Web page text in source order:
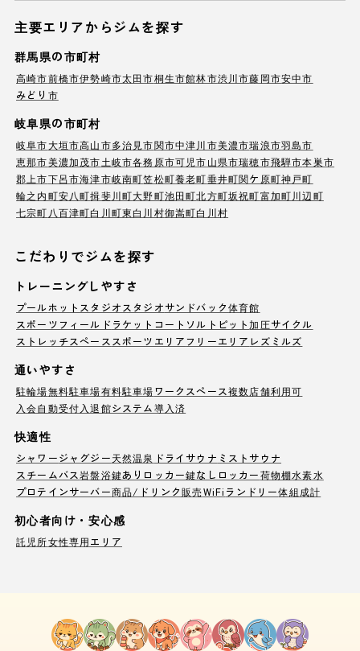
主要エリアからジムを探す
群馬県の市町村
高崎市前橋市伊勢崎市太田市桐生市館林市渋川市藤岡市安中市
みどり市
岐阜県の市町村
岐阜市大垣市高山市多治見市関市中津川市美濃市瑞浪市羽島市
恵那市美濃加茂市土岐市各務原市可児市山県市瑞穂市飛騨市本巣市
郡上市下呂市海津市岐南町笠松町養老町垂井町関ケ原町神戸町
輪之内町安八町揖斐川町大野町池田町北方町坂祝町富加町川辺町
七宗町八百津町白川町東白川村御嵩町白川村
こだわりでジムを探す
トレーニングしやすさ
プールホットスタジオスタジオサンドバック体育館
スポーツフィールド ラケットコート ソルトピット加圧サイクル
ストレッチスペーススポーツエリア フリーエリア レズミルズ
通いやすさ
駐輪場無料駐車場有料駐車場ワークスペース複数店舗利用可
入会自動受付入退館システム導入済
快適性
シャワージャグジー天然温泉 ドライサウナ ミストサウナ
スチームバス岩盤浴鍵ありロッカー鍵なしロッカー荷物棚水素水
プロテインサーバー商品/ドリンク販売WiFi ランドリー体組成計
初心者向け・安心感
託児所女性専用エリア